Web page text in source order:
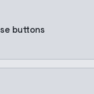
buttons